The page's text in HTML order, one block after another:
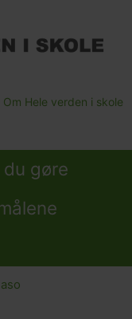
Om Hele verden i skole
gøre